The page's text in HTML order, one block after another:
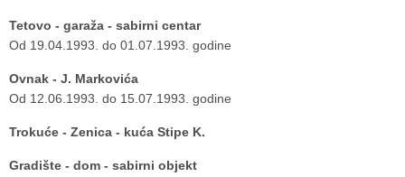
Tetovo - garaža - sabirni centar
Od 19.04.1993. do 01.07.1993. godine
Ovnak - J. Markovića
Od 12.06.1993. do 15.07.1993. godine
Trokuće - Zenica - kuća Stipe K.
Gradište - dom - sabirni objekt